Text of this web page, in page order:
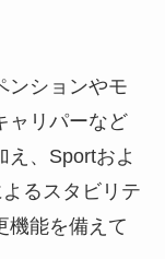
ンションやモ
ャリパーなど
え、Sportおよ
るスタビリテ
機能を備えて